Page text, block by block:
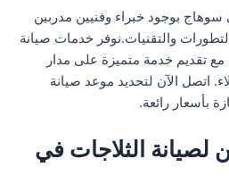
سوهاج بوجود خبراء وفنيين مدربين
والتقنيات.نوفر خدمات صيانة
مع تقديم خدمة متميزة على مدار
اتصل الآن لتحديد موعد صيانة
بأسعار رائعة.
الثلاجات في